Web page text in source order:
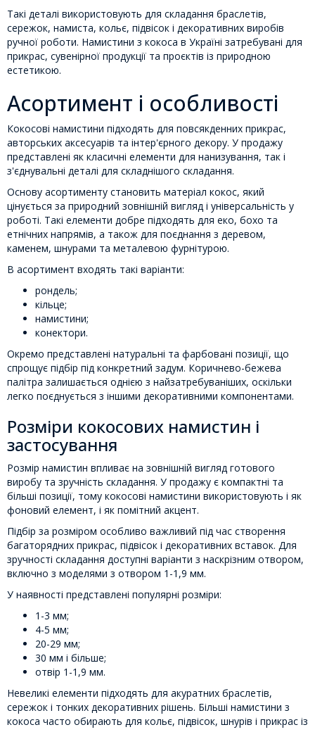
Такі деталі використовують для складання браслетів,
сережок, намиста, кольє, підвісок і декоративних виробів
ручної роботи. Намистини з кокоса в Україні затребувані для
прикрас, сувенірної продукції та проєктів із природною
естетикою.
Асортимент і особливості
Кокосові намистини підходять для повсякденних прикрас,
авторських аксесуарів та інтер'єрного декору. У продажу
представлені як класичні елементи для нанизування, так і
з'єднувальні деталі для складнішого складання.
Основу асортименту становить матеріал кокос, який
цінується за природний зовнішній вигляд і універсальність у
роботі. Такі елементи добре підходять для еко, бохо та
етнічних напрямів, а також для поєднання з деревом,
каменем, шнурами та металевою фурнітурою.
В асортимент входять такі варіанти:
рондель;
кільце;
намистини;
конектори.
Окремо представлені натуральні та фарбовані позиції, що
спрощує підбір під конкретний задум. Коричнево-бежева
палітра залишається однією з найзатребуваніших, оскільки
легко поєднується з іншими декоративними компонентами.
Розміри кокосових намистин і
застосування
Розмір намистин впливає на зовнішній вигляд готового
виробу та зручність складання. У продажу є компактні та
більші позиції, тому кокосові намистини використовують і як
фоновий елемент, і як помітний акцент.
Підбір за розміром особливо важливий під час створення
багаторядних прикрас, підвісок і декоративних вставок. Для
зручності складання доступні варіанти з наскрізним отвором,
включно з моделями з отвором 1-1,9 мм.
У наявності представлені популярні розміри:
1-3 мм;
4-5 мм;
20-29 мм;
30 мм і більше;
отвір 1-1,9 мм.
Невеликі елементи підходять для акуратних браслетів,
сережок і тонких декоративних рішень. Більші намистини з
кокоса часто обирають для кольє, підвісок, шнурів і прикрас із